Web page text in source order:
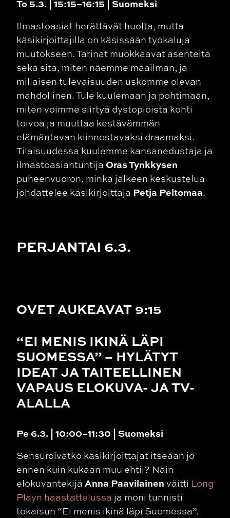
To 5.3. | 15:15–16:15 | Suomeksi
Ilmastoasiat herättävät huolta, mutta
käsikirjoittajilla on käsissään työkaluja
muutokseen. Tarinat muokkaavat asenteita
sekä sitä, miten näemme maailman, ja
millaisen tulevaisuuden uskomme olevan
mahdollinen. Tule kuulemaan ja pohtimaan,
miten voimme siirtyä dystopioista kohti
toivoa ja muuttaa kestävämmän
elämäntavan kiinnostavaksi draamaksi.
Tilaisuudessa kuulemme kansanedustaja ja
ilmastoasiantuntija Oras Tynkkysen
puheenvuoron, minkä jälkeen keskustelua
johdattelee käsikirjoittaja Petja Peltomaa.
PERJANTAI 6.3.
OVET AUKEAVAT 9:15
“EI MENIS IKINÄ LÄPI
SUOMESSA” – HYLÄTYT
IDEAT JA TAITEELLINEN
VAPAUS ELOKUVA- JA TV-
ALALLA
Pe 6.3. | 10:00–11:30 | Suomeksi
Sensuroivatko käsikirjoittajat itseään jo
ennen kuin kukaan muu ehtii? Näin
elokuvantekijä Anna Paavilainen väitti Long
Playn haastattelussa ja moni tunnisti
tokaisun “Ei menis ikinä läpi Suomessa”.